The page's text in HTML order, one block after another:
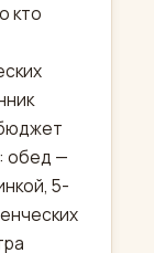
кто
обед —
5-